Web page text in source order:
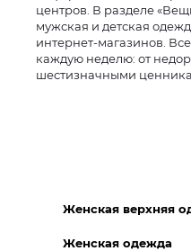
центров. В разделе
мужская и детская
интернет-магазинов.
каждую неделю: от
шестизначными
Женская верхняя
Женская одежда